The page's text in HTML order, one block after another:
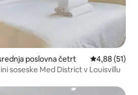
poslovna četrt Povprečna
4,88 (51)
soseske Med District v Louisvillu